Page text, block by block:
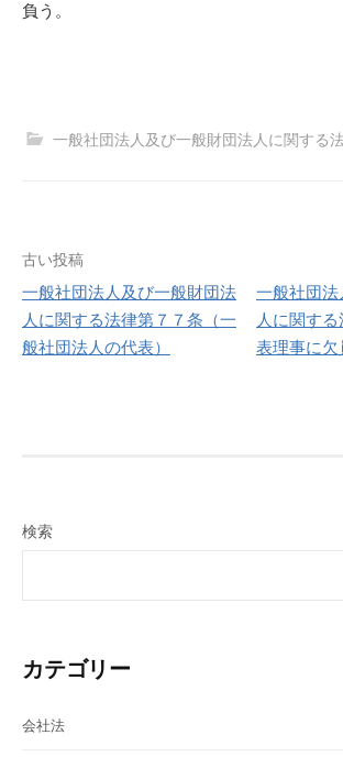
負う。
一般社団法人及び一般財団法人に関する
投
稿
ナ
シ
ョ
古い投稿
一般社団法人及び一般財団法
人に関する法律第７７条（一
般社団法人の代表）
一般社団
人に関す
表理事に
検索
カテゴリー
会社法